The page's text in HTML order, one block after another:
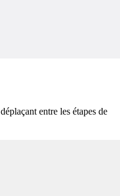
entre les étapes de